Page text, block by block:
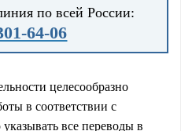
по всей России:
64-06
целесообразно
в соответствии с
все переводы в